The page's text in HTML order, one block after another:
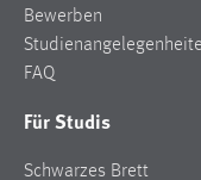
Bewerben
FAQ
Für Studis
Schwarzes Brett
Statistik Cookies
Diese
Matomo
Name: